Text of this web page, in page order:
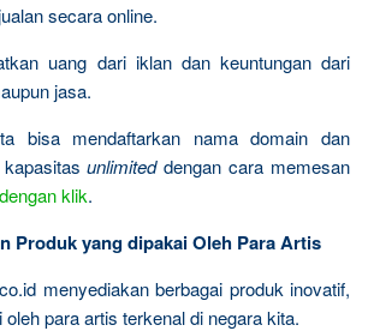
secara online.
uang dari iklan dan keuntungan dari
jasa.
bisa mendaftarkan nama domain dan
kapasitasunlimiteddengan cara memesan
klik.
Produk yang dipakai Oleh Para Artis
menyediakan berbagai produk inovatif,
para artis terkenal di negara kita.